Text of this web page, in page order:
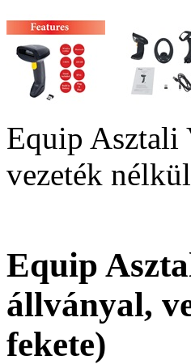
Equip Asztali
vezeték
Equip
állványal,
fekete)